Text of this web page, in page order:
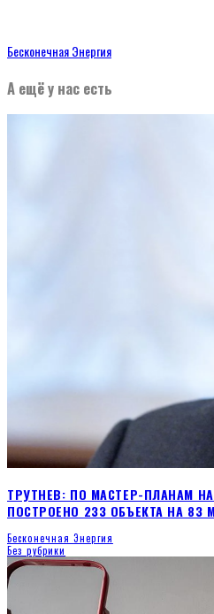
Бесконечная Энергия
А ещё у нас есть
ТРУТНЕВ: ПО МАСТЕР-ПЛАНАМ
ПОСТРОЕНО 233 ОБЪЕКТА НА 83
Бесконечная Энергия
Без рубрики